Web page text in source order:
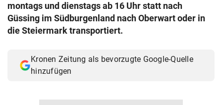
© Krone Multimedia GmbH & Co KG 2026
montags und dienstags ab 16 Uhr statt nach
Güssing im Südburgenland nach Oberwart oder in
die Steiermark transportiert.
Kronen Zeitung als bevorzugte Google-Quelle
hinzufügen